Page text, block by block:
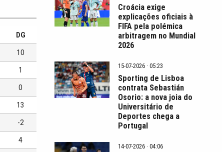
DG
10
1
0
13
-2
4
Croácia exige
explicações oficiais à
FIFA pela polémica
arbitragem no Mundial
2026
15-07-2026 · 05:23
Sporting de Lisboa
contrata Sebastián
Osorio: a nova joia do
Universitário de
Deportes chega a
Portugal
14-07-2026 · 04:06